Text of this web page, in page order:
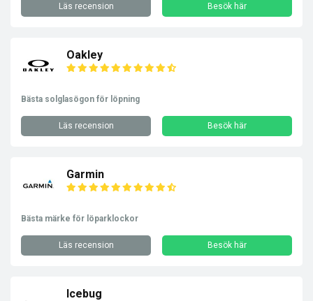
Läs recension Besök här
Oakley
Bästa solglasögon för löpning
Läs recension Besök här
Garmin
Bästa märke för löparklockor
Läs recension Besök här
Icebug